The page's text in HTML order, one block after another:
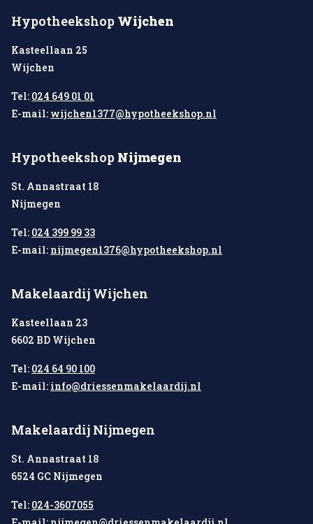
Hypotheekshop Wijchen
Kasteellaan 25
Wijchen
Tel: 024 649 01 01
E-mail: wijchen1377@hypotheekshop.nl
Hypotheekshop Nijmegen
St. Annastraat 18
Nijmegen
Tel: 024 399 99 33
E-mail: nijmegen1376@hypotheekshop.nl
Makelaardij Wijchen
Kasteellaan 23
6602 BD Wijchen
Tel: 024 64 90 100
E-mail: info@driessenmakelaardij.nl
Makelaardij Nijmegen
St. Annastraat 18
6524 GC Nijmegen
Tel: 024-3607055